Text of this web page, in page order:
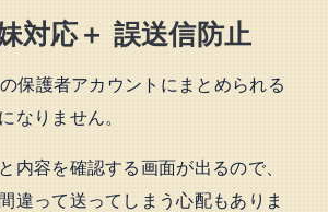
対応＋ 誤送信防止
保護者アカウントにまとめられる
なりません。
内容を確認する画面が出るので、
違って送ってしまう心配もありま